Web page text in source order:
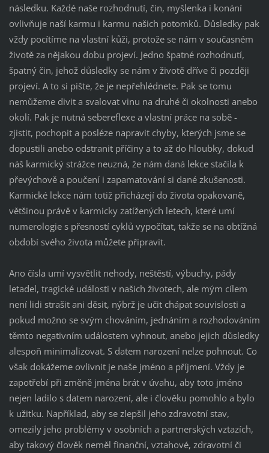
následku. Každé naše rozhodnutí, čin, myšlenka i konání
ovlivňuje naší karmu i karmu našich potomků. Důsledky pak
vždy pocítíme na vlastní kůži, protože se nám v současném
životě za nějakou dobu projeví. Jedno špatné rozhodnutí,
špatný čin, jehož důsledky se nám v životě dříve či později
projeví. A to si pište, že je nepřehlédnete. Pak se tomu
nemůžeme divit a svalovat vinu na druhé či okolnosti anebo
okolí. Pak je nutná sebereflexe a vlastní práce na sobě -
zjistit, pochopit a posléze napravit chyby, kterých jsme se
dopustili anebo odstranit příčiny a to až do hloubky, dokud
náš karmický strážce neuzná, že nám daná lekce stačila k
převýchově a poučení i zapamatování si dané zkušenosti.
Karmické lekce nám totiž přicházejí do života opakovaně,
většinou právě v karmicky zatížených letech, které umí
numerologie s přesností cyklů vypočítat, takže se na obtížná
období svého života můžete připravit.
Ano čísla umí vysvětlit nehody, neštěstí, výbuchy, pády
letadel, tragické události v našich životech, ale mým cílem
není lidi strašit ani děsit, nýbrž je učit chápat souvislosti a
pokud možno se svým chováním, jednáním a rozhodováním
těmto negativním událostem vyhnout, anebo jejich důsledky
alespoň minimalizovat. S datem narození nelze pohnout. Co
však dokážeme ovlivnit je naše jméno a příjmení. Vždy je
zapotřebí při změně jména brát v úvahu, aby toto jméno
nejen ladilo s datem narození, ale i člověku pomohlo a bylo
k užitku. Například, aby se zlepšil jeho zdravotní stav,
omezily jeho problémy v osobních a partnerských vztazích,
aby takový člověk neměl finanční, vztahové, zdravotní či